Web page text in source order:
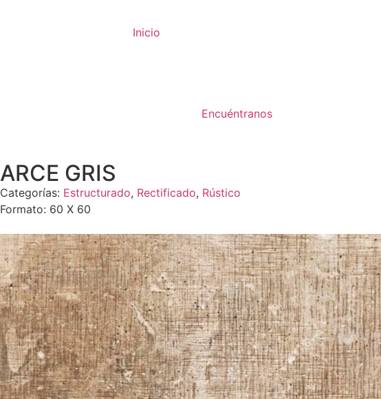
Inicio
Encuéntranos
ARCE GRIS
Categorías: Estructurado, Rectificado, Rústico
Formato: 60 X 60